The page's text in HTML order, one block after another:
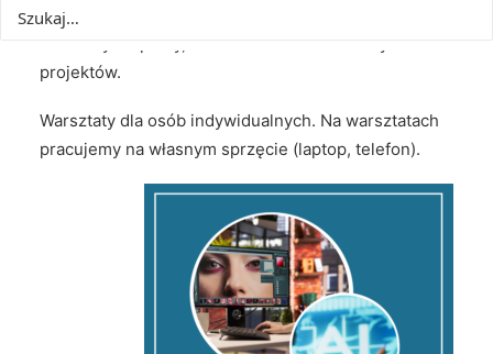
dzięki którym zmienisz pomysły w estetyczne
projektów.
Warsztaty dla osób indywidualnych. Na warsztatach
pracujemy na własnym sprzęcie (laptop, telefon).